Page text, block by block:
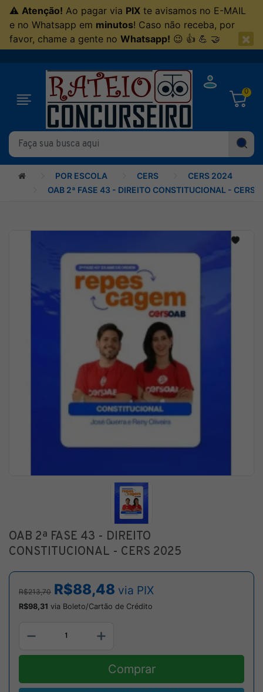
⚠ Atenção! Ao pagar via PIX te avisamos no E-MAIL
e no Whatsapp em minutos! Caso não receba, por
favor, chame a gente no Whatsapp! 😉 👍 💪 🤝 ×
0
POR ESCOLA CERS
CERS 2024
OAB 2ª FASE 43 - DIREITO CONSTITUCIONAL - CERS
OAB 2ª FASE 43 - DIREITO
CONSTITUCIONAL - CERS 2025
R$213,70 R$88,48 via PIX
R$98,31 via Boleto/Cartão de Crédito
Comprar